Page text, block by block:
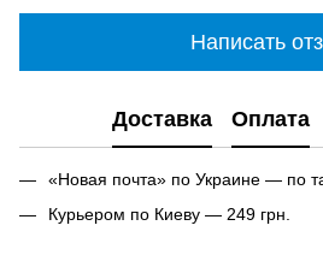
Написать
Доставка Оплата
«Новая почта» по Украине — по
Курьером по Киеву — 249 грн.